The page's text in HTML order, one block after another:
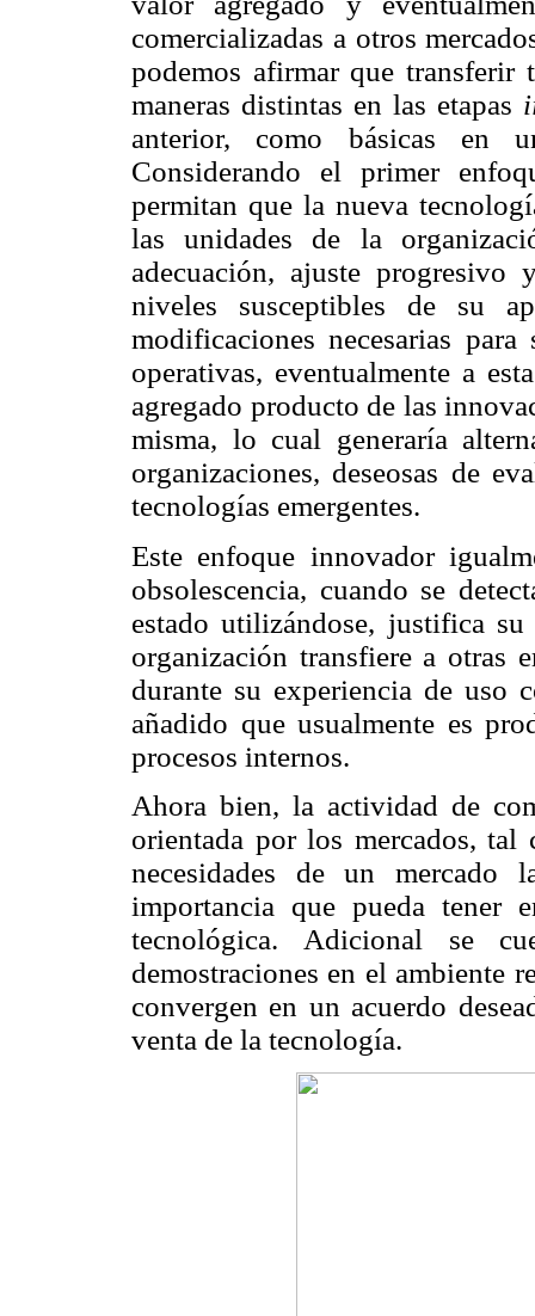
comercializadas a otros
podemos afirmar que transferir
maneras distintas en las etapas
anterior, como básicas en
Considerando el primer
permitan que la nueva
las unidades de la
adecuación, ajuste
niveles susceptibles de su
modificaciones necesarias
operativas, eventualmente a
agregado producto de las
misma, lo cual generaría
organizaciones, deseosas de
tecnologías emergentes.
Este enfoque innovador
obsolescencia, cuando se
estado utilizándose, justifica
organización transfiere a otras
durante su experiencia de uso
añadido que usualmente es
procesos internos.
Ahora bien, la actividad de
orientada por los mercados,
necesidades de un mercado
importancia que pueda tener
tecnológica. Adicional se
demostraciones en el ambiente
convergen en un acuerdo
venta de la tecnología.